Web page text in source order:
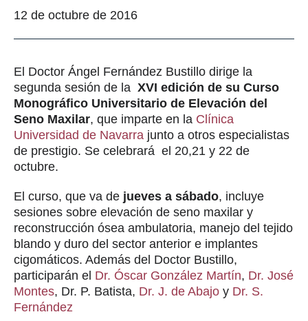
12 de octubre de 2016
El Doctor Ángel Fernández Bustillo dirige la
segunda sesión de la XVI edición de su Curso
Monográfico Universitario de Elevación del
Seno Maxilar, que imparte en la Clínica
Universidad de Navarra junto a otros especialistas
de prestigio. Se celebrará el 20,21 y 22 de
octubre.
El curso, que va de jueves a sábado, incluye
sesiones sobre elevación de seno maxilar y
reconstrucción ósea ambulatoria, manejo del tejido
blando y duro del sector anterior e implantes
cigomáticos. Además del Doctor Bustillo,
participarán el Dr. Óscar González Martín, Dr. José
Montes, Dr. P. Batista, Dr. J. de Abajo y Dr. S.
Fernández